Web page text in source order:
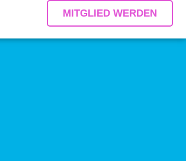
MITGLIED WERDEN